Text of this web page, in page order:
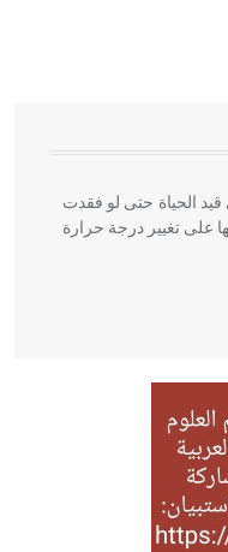
التي ارتبطت
ومصر خاصة، حيث يحرص
قيد الحياة حتى لو فقدت
على تغيير درجة حرارة
أربعة مؤلفات هي:
في جروح الرأس. ويعود